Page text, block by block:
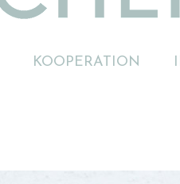
KOOPERATION